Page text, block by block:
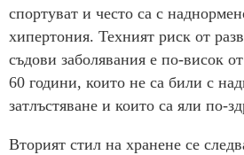
спортуват и често са с
хипертония. Техният риск от
съдови заболявания е по-висок
60 години, които не са били с
затлъстяване и които са яли по-
Вторият стил на хранене се